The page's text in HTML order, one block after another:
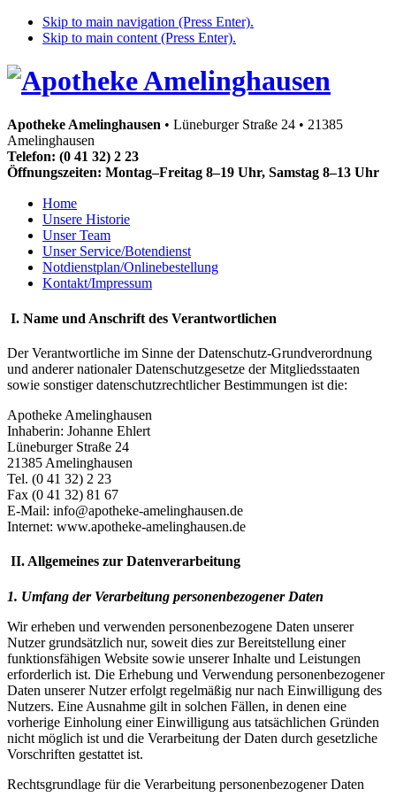
Skip to main navigation (Press Enter).
Skip to main content (Press Enter).
Apotheke Amelinghausen • Lüneburger Straße 24 • 21385
Amelinghausen
Telefon: (0 41 32) 2 23
Öffnungszeiten: Montag–Freitag 8–19 Uhr, Samstag 8–13 Uhr
Home
Unsere Historie
Unser Team
Unser Service/Botendienst
Notdienstplan/Onlinebestellung
Kontakt/Impressum
I. Name und Anschrift des Verantwortlichen
Der Verantwortliche im Sinne der Datenschutz‐Grundverordnung
und anderer nationaler Datenschutzgesetze der Mitgliedsstaaten
sowie sonstiger datenschutzrechtlicher Bestimmungen ist die:
Apotheke Amelinghausen
Inhaberin: Johanne Ehlert
Lüneburger Straße 24
21385 Amelinghausen
Tel. (0 41 32) 2 23
Fax (0 41 32) 81 67
E-Mail: info@apotheke-amelinghausen.de
Internet: www.apotheke-amelinghausen.de
II. Allgemeines zur Datenverarbeitung
1. Umfang der Verarbeitung personenbezogener Daten
Wir erheben und verwenden personenbezogene Daten unserer
Nutzer grundsätzlich nur, soweit dies zur Bereitstellung einer
funktionsfähigen Website sowie unserer Inhalte und Leistungen
erforderlich ist. Die Erhebung und Verwendung personenbezogener
Daten unserer Nutzer erfolgt regelmäßig nur nach Einwilligung des
Nutzers. Eine Ausnahme gilt in solchen Fällen, in denen eine
vorherige Einholung einer Einwilligung aus tatsächlichen Gründen
nicht möglich ist und die Verarbeitung der Daten durch gesetzliche
Vorschriften gestattet ist.
Rechtsgrundlage für die Verarbeitung personenbezogener Daten